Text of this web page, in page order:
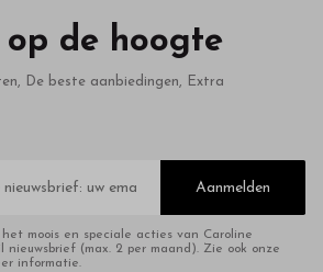
de hoogte
De beste aanbiedingen, Extra
Aanmelden
moois en speciale acties van Caroline
nieuwsbrief (max. 2 per maand). Zie ook onze
informatie.